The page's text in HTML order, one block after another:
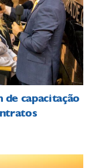
capacitação